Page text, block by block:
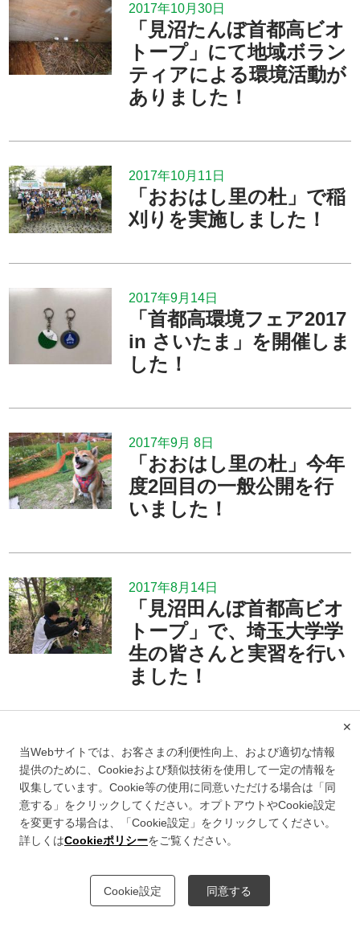
2017年10月30日
「見沼たんぼ首都高ビオ
トープ」にて地域ボラン
ティアによる環境活動が
ありました！
2017年10月11日
「おおはし里の杜」で稲
刈りを実施しました！
2017年9月14日
「首都高環境フェア2017
in さいたま」を開催しま
した！
2017年9月 8日
「おおはし里の杜」今年
度2回目の一般公開を行
いました！
2017年8月14日
「見沼田んぼ首都高ビオ
トープ」で、埼玉大学学
生の皆さんと実習を行い
ました！
2017年7月28日
「おおはし里の杜」で自
然観察会を行いました！
2017年7月28日
「見沼田んぼ首都高ビオ
当Webサイトでは、お客さまの利便性向上、および適切な情報
提供のために、Cookieおよび類似技術を使用して一定の情報を
収集しています。Cookie等の使用に同意いただける場合は「同
意する」をクリックしてください。オプトアウトやCookie設定
を変更する場合は、「Cookie設定」をクリックしてください。
詳しくはCookieポリシーをご覧ください。
Cookie設定 同意する
✕